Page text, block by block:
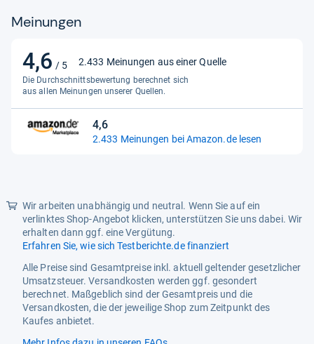
Meinungen
4,6 / 5
4,6
von
5
Sternen
2.433 Meinungen aus einer Quelle
Die Durchschnittsbewertung berechnet sich
aus allen Meinungen unserer Quellen.
4,6
4,6
von
2.433 Meinungen bei Amazon.de lesen
Wir arbeiten unabhängig und neutral. Wenn Sie auf ein
verlinktes Shop-Angebot klicken, unterstützen Sie uns dabei. Wir
erhalten dann ggf. eine Vergütung.
Erfahren Sie, wie sich Testberichte.de finanziert
Alle Preise sind Gesamtpreise inkl. aktuell geltender gesetzlicher
Umsatzsteuer. Versandkosten werden ggf. gesondert
berechnet. Maßgeblich sind der Gesamtpreis und die
Versandkosten, die der jeweilige Shop zum Zeitpunkt des
Kaufes anbietet.